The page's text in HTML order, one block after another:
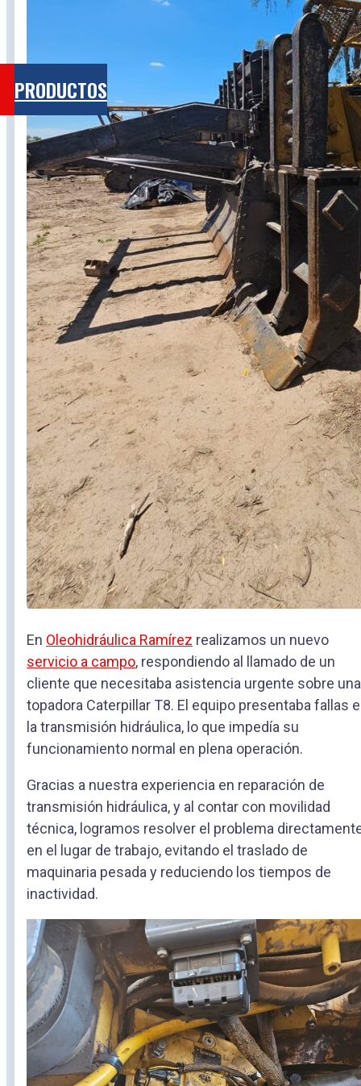
PRODUCTOS
En Oleohidráulica Ramírez realizamos un nuevo
servicio a campo, respondiendo al llamado de un
cliente que necesitaba asistencia urgente sobre una
topadora Caterpillar T8. El equipo presentaba fallas
la transmisión hidráulica, lo que impedía su
funcionamiento normal en plena operación.
Gracias a nuestra experiencia en reparación de
transmisión hidráulica, y al contar con movilidad
técnica, logramos resolver el problema
en el lugar de trabajo, evitando el traslado de
maquinaria pesada y reduciendo los tiempos de
inactividad.